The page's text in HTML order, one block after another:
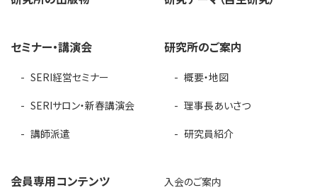
セミナー・講演会
SERI経営セミナー
SERIサロン・新春講演会
講師派遣
研究所のご案内
概要・地図
理事長あいさつ
研究員紹介
会員専用コンテンツ 入会のご案内